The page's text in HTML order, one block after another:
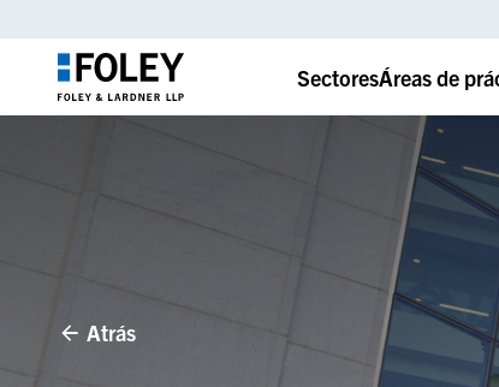
SectoresÁreas de
Atrás